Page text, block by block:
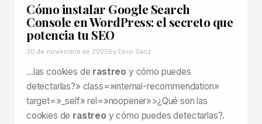
Cómo instalar Google Search
Console en WordPress: el secreto que
potencia tu SEO
30 de noviembre de 2025By Deivi Sanz
…las cookies de rastreo y cómo puedes
detectarlas?» class=»internal-recommendation»
target=»_self» rel=»noopener»>¿Qué son las
cookies de rastreo y cómo puedes detectarlas?.